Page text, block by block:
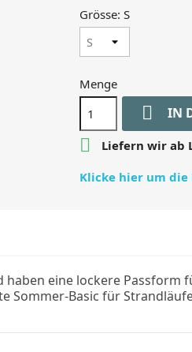
Grösse: S
Menge
 IN

Liefern wir ab
Klicke hier um die
eine lockere
Basic für